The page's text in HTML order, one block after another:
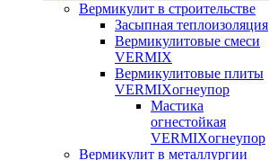
Вермикулит в строительстве
Засыпная теплоизоляция
Вермикулитовые смеси
VERMIX
Вермикулитовые плиты
VERMIXогнеупор
Мастика
огнестойкая
VERMIXогнеупор
Вермикулит в металлургии